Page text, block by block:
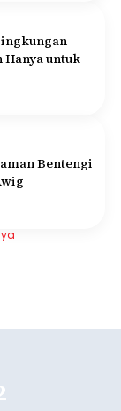
Hanya untuk
Bentengi